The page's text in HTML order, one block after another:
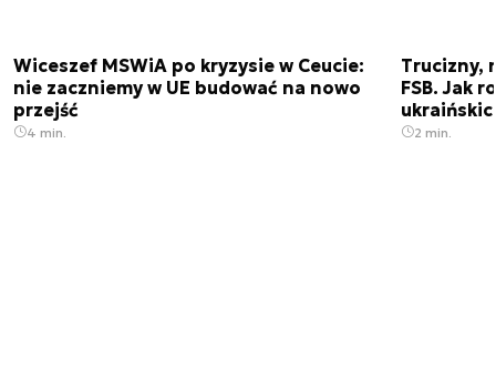
Wiceszef MSWiA po kryzysie w Ceucie:
nie zaczniemy w UE budować na nowo
przejść
4 min.
Trucizny,
FSB. Jak
2 min.